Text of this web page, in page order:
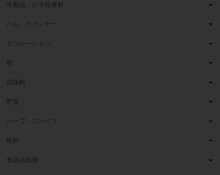
半製品・お手軽食材
ハム・ウインナー
デコレーション
卵
調味料
野菜
ハーブ・スパイス
飲料
食品添加物